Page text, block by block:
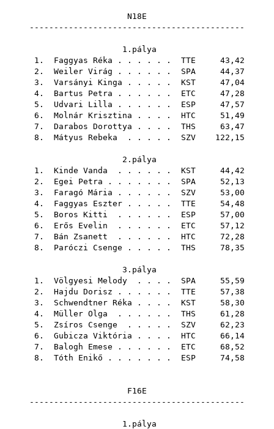
N18E
--------------------------------------------
1.pálya
1. Faggyas Réka . . . . . . TTE 43,42
2. Weiler Virág . . . . . . SPA 44,37
3. Varsányi Kinga . . . . . KST 47,04
4. Bartus Petra . . . . . . ETC 47,28
5. Udvari Lilla . . . . . . ESP 47,57
6. Molnár Krisztina . . . . HTC 51,49
7. Darabos Dorottya . . . . THS 63,47
8. Mátyus Rebeka . . . . . SZV 122,15
2.pálya
1. Kinde Vanda . . . . . . KST 44,42
2. Egei Petra . . . . . . . SPA 52,13
3. Faragó Mária . . . . . . SZV 53,00
4. Faggyas Eszter . . . . . TTE 54,48
5. Boros Kitti . . . . . . ESP 57,00
6. Erős Evelin . . . . . . ETC 57,12
7. Bán Zsanett . . . . . . HTC 72,28
8. Paróczi Csenge . . . . . THS 78,35
3.pálya
1. Völgyesi Melody . . . . SPA 55,59
2. Hajdu Dorisz . . . . . . TTE 57,38
3. Schwendtner Réka . . . . KST 58,30
4. Müller Olga . . . . . . THS 61,28
5. Zsíros Csenge . . . . . SZV 62,23
6. Gubicza Viktória . . . . HTC 66,14
7. Balogh Emese . . . . . . ETC 68,52
8. Tóth Enikő . . . . . . . ESP 74,58
F16E
--------------------------------------------
1.pálya